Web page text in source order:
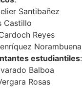
Santibañez
Castillo
Reyes
Norambuena
estudiantiles:
Balboa
Rosas